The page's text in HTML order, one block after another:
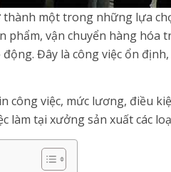
một trong những lựa
phẩm, vận chuyển hàng
Đây là công việc ổn
công việc, mức lương, điều
làm tại xưởng sản xuất các